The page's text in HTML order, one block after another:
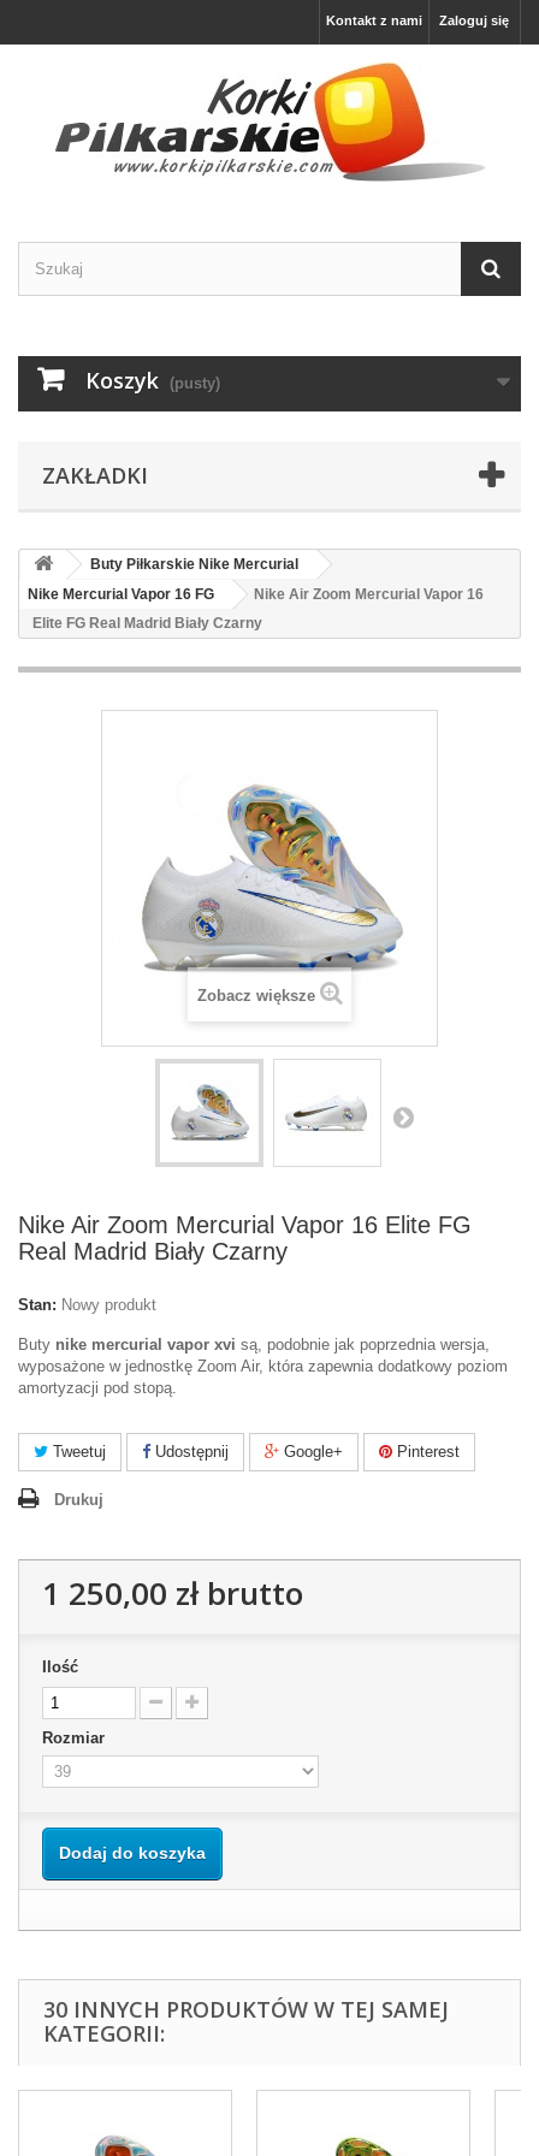
Zaloguj się
Kontakt z nami
Koszyk (pusty)
ZAKŁADKI
Buty Piłkarskie Nike Mercurial
Nike Mercurial Vapor 16 FG
Nike Air Zoom Mercurial Vapor 16
Elite FG Real Madrid Biały Czarny
Zobacz większe
Nike Air Zoom Mercurial Vapor 16 Elite FG
Real Madrid Biały Czarny
Stan: Nowy produkt
Buty nike mercurial vapor xvi są, podobnie jak poprzednia wersja,
wyposażone w jednostkę Zoom Air, która zapewnia dodatkowy poziom
amortyzacji pod stopą.
Tweetuj Udostępnij Google+ Pinterest
Drukuj
1 250,00 złbrutto
Ilość
Rozmiar
Dodaj do koszyka
30 INNYCH PRODUKTÓW W TEJ SAMEJ
KATEGORII: